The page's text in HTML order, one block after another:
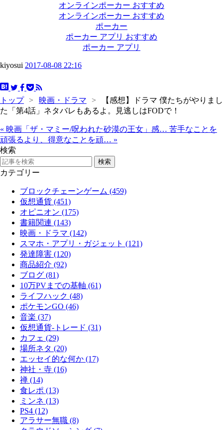
オンラインポーカー おすすめ
オンラインポーカー おすすめ
ポーカー
ポーカー アプリ おすすめ
ポーカー アプリ
kiyosui 2017-08-08 22:16
トップ > 映画・ドラマ >
【感想】ドラマ 僕たちがやりまし
た「第4話」ネタバレもあるよ。見逃しはFODで！
« 映画「ザ・マミー/呪われた砂漠の王女」感… 苦手なことを
頑張るより、得意なことを頑… »
検索
カテゴリー
ブロックチェーンゲーム (459)
仮想通貨 (451)
オピニオン (175)
書籍関連 (143)
映画・ドラマ (142)
スマホ・アプリ・ガジェット (121)
発達障害 (120)
商品紹介 (92)
ブログ (81)
10万PVまでの基軸 (61)
ライフハック (48)
ポケモンGO (46)
音楽 (37)
仮想通貨-トレード (31)
カフェ (29)
場所ネタ (20)
エッセイ的な何か (17)
神社・寺 (16)
禅 (14)
食レポ (13)
ミンネ (13)
PS4 (12)
アラサー無職 (8)